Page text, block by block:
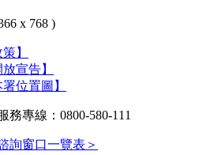
x 768 )
】
宣告】
位置圖】
專線：0800-580-111
詢窗口一覽表＞